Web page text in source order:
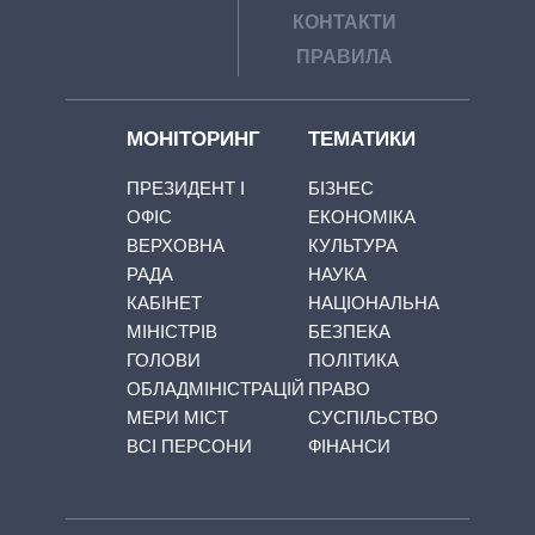
КОНТАКТИ
ПРАВИЛА
МОНІТОРИНГ
ПРЕЗИДЕНТ І
ОФІС
ВЕРХОВНА
РАДА
КАБІНЕТ
МІНІСТРІВ
ГОЛОВИ
ОБЛАДМІНІСТРАЦІЙ
МЕРИ МІСТ
ВСІ ПЕРСОНИ
ТЕМАТИКИ
БІЗНЕС
ЕКОНОМІКА
КУЛЬТУРА
НАУКА
НАЦІОНАЛЬНА
БЕЗПЕКА
ПОЛІТИКА
ПРАВО
СУСПІЛЬСТВО
ФІНАНСИ